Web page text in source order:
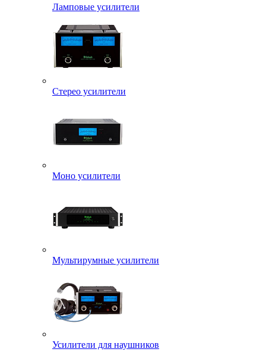
Ламповые усилители
Стерео усилители
Моно усилители
Мультирумные усилители
Усилители для наушников